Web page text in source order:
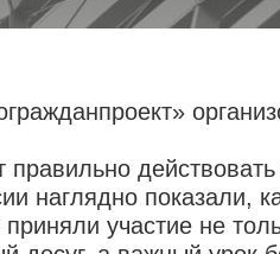
наглядно показали,
участие не